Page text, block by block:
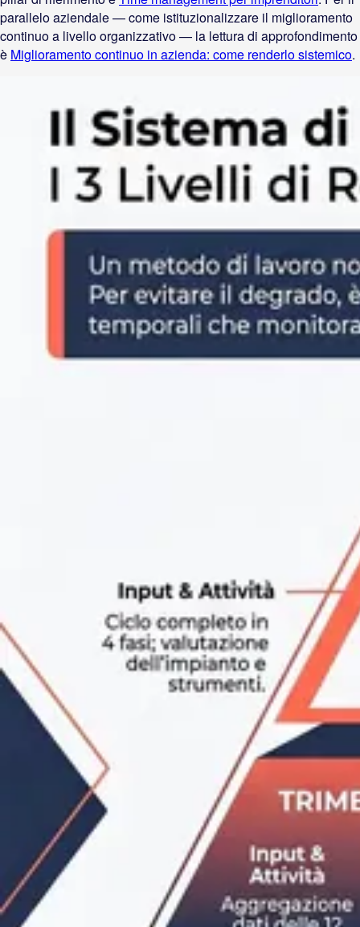
parallelo aziendale — come istituzionalizzare il miglioramento
continuo a livello organizzativo — la lettura di approfondimento
è Miglioramento continuo in azienda: come renderlo sistemico.